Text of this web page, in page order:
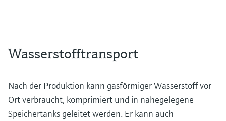
Wasserstofftransport
Nach der Produktion kann gasförmiger Wasserstoff vor
Ort verbraucht, komprimiert und in nahegelegene
Speichertanks geleitet werden. Er kann auch